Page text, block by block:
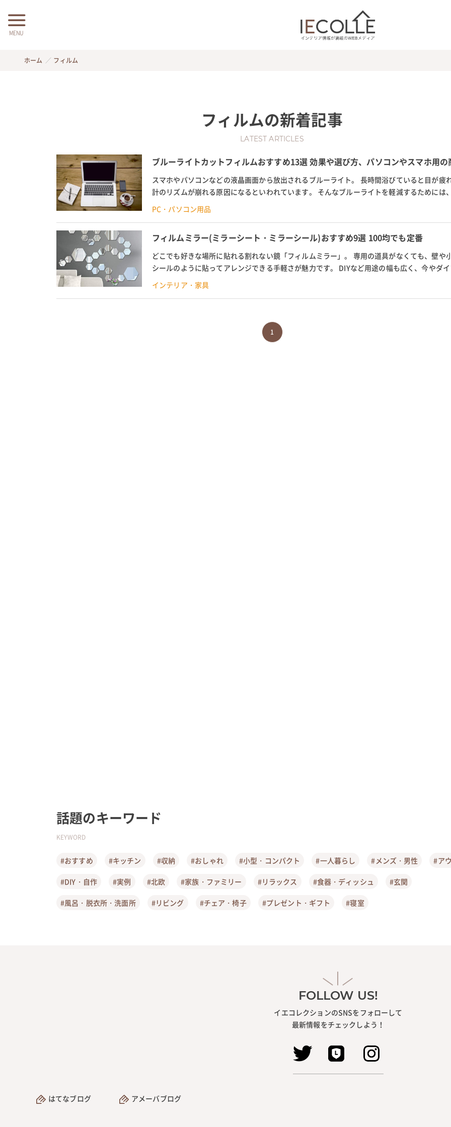
MENU
ホーム フィルム
フィルムの新着記事
LATEST ARTICLES
ブルーライトカットフィルムおすすめ13選 効果や選び方、パソコンやスマホ用の
スマホやパソコンなどの液晶画面から放出されるブルーライト。 長時間浴びていると目が疲
計のリズムが崩れる原因になるといわれています。 そんなブルーライトを軽減するためには
ィスプレイにブルーライトカットフィルムを貼るのがお...
PC・パソコン用品
フィルムミラー(ミラーシート・ミラーシール)おすすめ9選 100均でも定番
どこでも好きな場所に貼れる割れない鏡「フィルムミラー」。 専用の道具がなくても、壁や
シールのように貼ってアレンジできる手軽さが魅力です。 DIYなど用途の幅も広く、今やダ
アなどの100均でも手に入るほどの定番アイテム。 今回...
インテリア・家具
1
話題のキーワード
KEYWORD
#おすすめ #キッチン #収納 #おしゃれ #小型・コンパクト #一人暮らし #メンズ・男性 #ア
#DIY・自作 #実例 #北欧 #家族・ファミリー #リラックス #食器・ディッシュ #玄関
#風呂・脱衣所・洗面所 #リビング #チェア・椅子 #プレゼント・ギフト #寝室
FOLLOW US!
イエコレクションのSNSをフォローして
最新情報をチェックしよう！
はてなブログ アメーバブログ